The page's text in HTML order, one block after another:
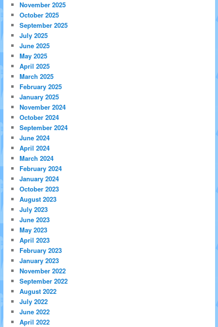
November 2025
October 2025
September 2025
July 2025
June 2025
May 2025
April 2025
March 2025
February 2025
January 2025
November 2024
October 2024
September 2024
June 2024
April 2024
March 2024
February 2024
January 2024
October 2023
August 2023
July 2023
June 2023
May 2023
April 2023
February 2023
January 2023
November 2022
September 2022
August 2022
July 2022
June 2022
April 2022